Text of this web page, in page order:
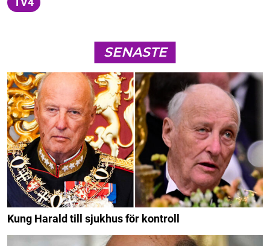
SENASTE
Kung Harald till sjukhus för kontroll